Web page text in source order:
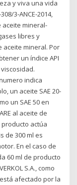
y viva una vida
3-ANCE-2014,
aceite mineral-
libres y
aceite mineral. Por
un índice API
indica
un aceite SAE 20-
un SAE 50 en
al aceite de
actúa
de 300 ml es
En el caso de
60 ml de producto
S.A., como
afectado por la